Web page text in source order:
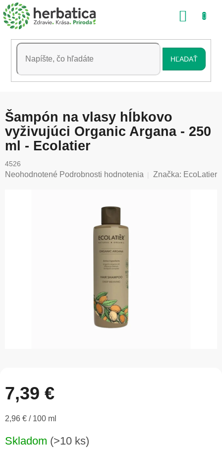
Prejsť
na
obsah
HĽADAŤ
Šampón na vlasy hĺbkovo
vyživujúci Organic Argana - 250
ml - Ecolatier
4526
Priemerné
Neohodnotené Podrobnosti hodnotenia Značka: EcoLatier
7,39 €
Jednotková
2,96 € / 100 ml
Skladom (>10 ks)